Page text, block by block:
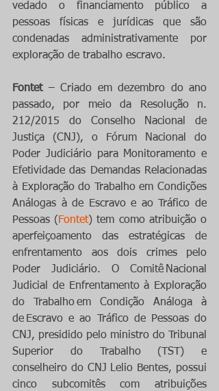
vedado o financiamento público a
pessoas físicas e jurídicas que são
condenadas administrativamente por
exploração de trabalho escravo.
Fontet – Criado em dezembro do ano
passado, por meio da Resolução n.
212/2015 do Conselho Nacional de
Justiça (CNJ), o Fórum Nacional do
Poder Judiciário para Monitoramento e
Efetividade das Demandas Relacionadas
à Exploração do Trabalho em Condições
Análogas à de Escravo e ao Tráfico de
Pessoas ( Fontet) tem como atribuição o
aperfeiçoamento das estratégicas de
enfrentamento aos dois crimes pelo
Poder Judiciário. O Comitê Nacional
Judicial de Enfrentamento à Exploração
do Trabalho em Condição Análoga à
de Escravo e ao Tráfico de Pessoas do
CNJ, presidido pelo ministro do Tribunal
Superior do Trabalho (TST) e
conselheiro do CNJ Lelio Bentes, possui
cinco subcomitês com atribuições